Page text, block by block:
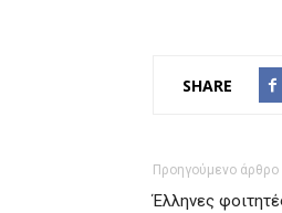
SHARE
Προηγούμενο άρθρο
Έλληνες